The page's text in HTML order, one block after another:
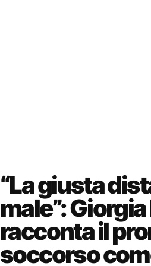
“La giusta
male”:
racconta il
soccorso